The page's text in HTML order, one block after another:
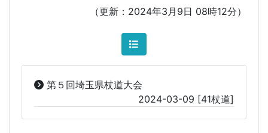
（更新：2024年3月9日 08時12分）
第５回埼玉県杖道大会
2024-03-09 [41杖道]